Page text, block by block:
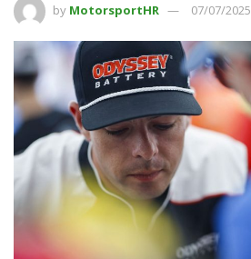
by MotorsportHR 07/07/2025